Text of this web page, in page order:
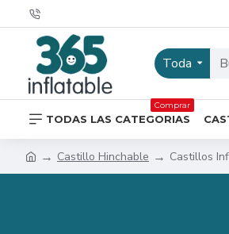
Toda
TODAS LAS CATEGORIAS
Comprar
Castillo Hinchable Castillos